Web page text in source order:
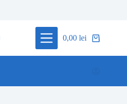
Coș
0,00lei